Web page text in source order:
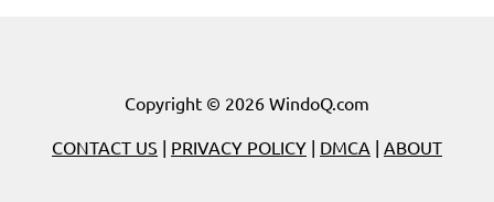
Copyright © 2026 WindoQ.com
CONTACT US | PRIVACY POLICY | DMCA | ABOUT